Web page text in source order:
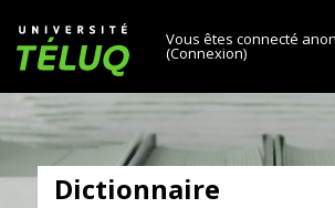
Université TÉLUQ
Vous êtes connecté
(Connexion)
Dictionnaire